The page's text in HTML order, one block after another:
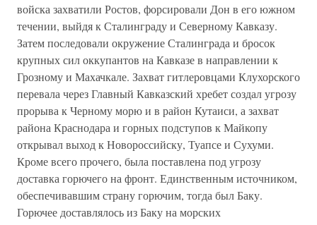
войска захватили Ростов, форсировали Дон в его южном
течении, выйдя к Сталинграду и Северному Кавказу.
Затем последовали окружение Сталинграда и бросок
крупных сил оккупантов на Кавказе в направлении к
Грозному и Махачкале. Захват гитлеровцами Клухорского
перевала через Главный Кавказский хребет создал угрозу
прорыва к Черному морю и в район Кутаиси, а захват
района Краснодара и горных подступов к Майкопу
открывал выход к Новороссийску, Туапсе и Сухуми.
Кроме всего прочего, была поставлена под угрозу
доставка горючего на фронт. Единственным источником,
обеспечивавшим страну горючим, тогда был Баку.
Горючее доставлялось из Баку на морских